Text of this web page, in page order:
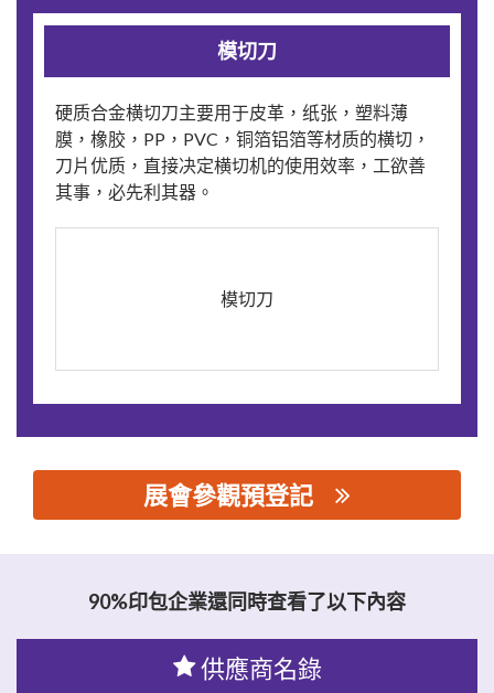
模切刀
硬质合金横切刀主要用于皮革，纸张，塑料薄
膜，橡胶，PP，PVC，铜箔铝箔等材质的横切，
刀片优质，直接决定横切机的使用效率，工欲善
其事，必先利其器。
模切刀
展會參觀預登記
90%印包企業還同時查看了以下內容
供應商名錄